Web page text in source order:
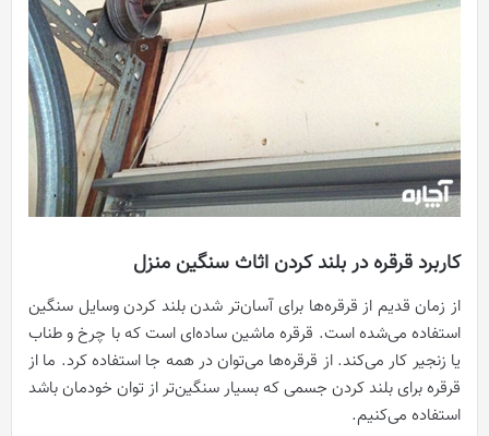
کاربرد قرقره در بلند کردن اثاث سنگین منزل
از زمان قدیم از قرقره‌ها برای آسان‌تر شدن بلند کردن وسایل سنگین
استفاده می‌شده است. قرقره ماشین ساده‌ای است که با چرخ و طناب
یا زنجیر کار می‌کند. از قرقره‌ها می‌توان در همه جا استفاده کرد. ما از
قرقره برای بلند کردن جسمی که بسیار سنگین‌تر از توان خودمان باشد
استفاده می‌کنیم.